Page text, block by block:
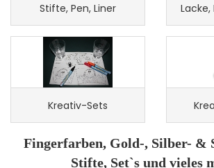
Stifte, Pen, Liner Lacke,
Kreativ-Sets
Fingerfarben, Gold-, Silber- &
Stifte, Set`s und vieles